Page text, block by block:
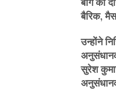
बैरिक,
उन्होंने
सुरेश